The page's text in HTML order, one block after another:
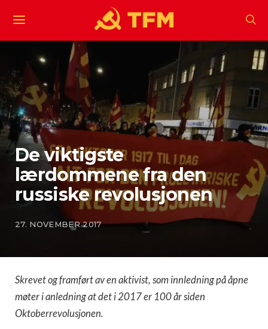
De viktigste
lærdommene fra den
russiske revolusjonen
27. NOVEMBER 2017
Skrevet og framført av en aktivist, som innledning på åpne
møter i anledning at det i 2017 er 100 år siden
Oktoberrevolusjonen.